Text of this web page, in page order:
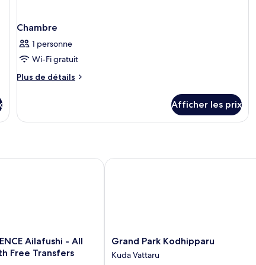
Chambre
1 personne
Wi-Fi gratuit
Plus de détails
Plus
Chambre
Afficher les prix
Ailafushi - All
Free Transfers
Ailafushi - All Inclusive with Free Transfers
Grand
Park
Kodhipparu
Grand Park Kodhipparu
Kuda Vattaru
Grand Park Kodhipparu